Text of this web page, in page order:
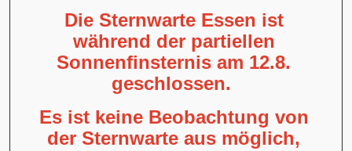
Die Sternwarte Essen ist
während der partiellen
Sonnenfinsternis am 12.8.
geschlossen.
Es ist keine Beobachtung von
der Sternwarte aus möglich,